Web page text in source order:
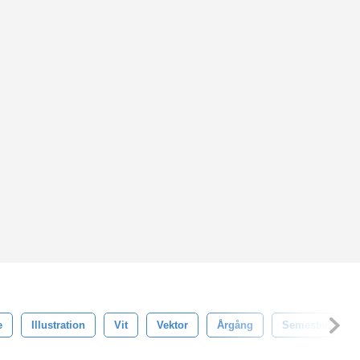
Illustration Vit Vektor Årgång Semester